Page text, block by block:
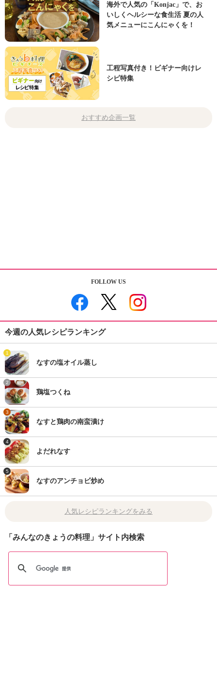
海外で人気の「Konjac」で、お
いしくヘルシーな食生活 夏の人
気メニューにこんにゃくを！
工程写真付き！ビギナー向けレ
シピ特集
おすすめ企画一覧
FOLLOW US
今週の人気レシピランキング
1
なすの塩オイル蒸し
2
鶏塩つくね
3
なすと鶏肉の南蛮漬け
4
よだれなす
5
なすのアンチョビ炒め
人気レシピランキングをみる
「みんなのきょうの料理」サイト内検索